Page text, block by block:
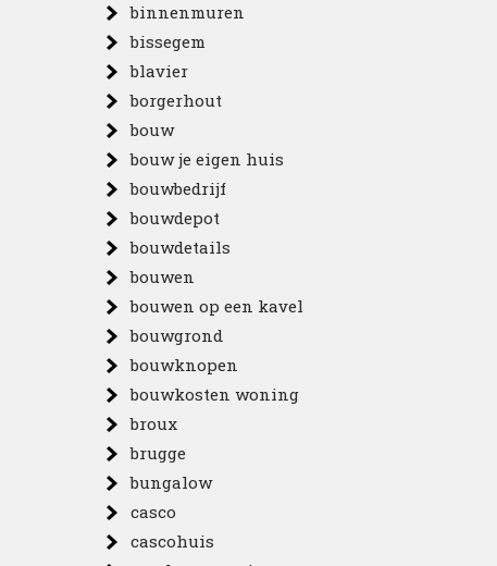
binnenmuren
bissegem
blavier
borgerhout
bouw
bouw je eigen huis
bouwbedrijf
bouwdepot
bouwdetails
bouwen
bouwen op een kavel
bouwgrond
bouwknopen
bouwkosten woning
broux
brugge
bungalow
casco
cascohuis